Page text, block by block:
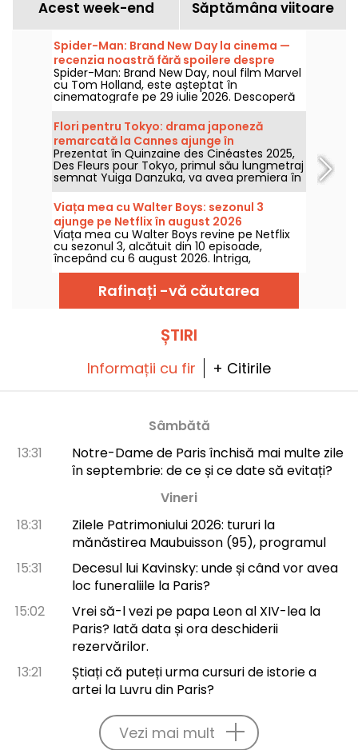
Acest week-end Săptămâna viitoare
Spider-Man: Brand New Day la cinema —
recenzia noastră fără spoilere despre
revenirea lui Tom Holland în rolul Omului-
Păianjen
Spider-Man: Brand New Day, noul film Marvel
cu Tom Holland, este așteptat în
cinematografe pe 29 iulie 2026. Descoperă
recenzia noastră!
Flori pentru Tokyo: drama japoneză
remarcată la Cannes ajunge în
cinematografe
Prezentat în Quinzaine des Cinéastes 2025,
Des Fleurs pour Tokyo, primul său lungmetraj
semnat Yuiga Danzuka, va avea premiera în
cinematografe pe 5 august 2026.
Viața mea cu Walter Boys: sezonul 3
ajunge pe Netflix în august 2026
Viața mea cu Walter Boys revine pe Netflix
cu sezonul 3, alcătuit din 10 episoade,
începând cu 6 august 2026. Intriga,
distribuția, trailerul: toate detaliile.
Rafinați -vă căutarea
ȘTIRI
Informații cu fir + Citirile
Sâmbătă
13:31
Notre-Dame de Paris închisă mai multe zile
în septembrie: de ce și ce date să evitați?
Vineri
18:31
Zilele Patrimoniului 2026: tururi la
mănăstirea Maubuisson (95), programul
15:31
Decesul lui Kavinsky: unde și când vor avea
loc funeraliile la Paris?
15:02
Vrei să-l vezi pe papa Leon al XIV-lea la
Paris? Iată data și ora deschiderii
rezervărilor.
13:21
Știați că puteți urma cursuri de istorie a
artei la Luvru din Paris?
Vezi mai mult